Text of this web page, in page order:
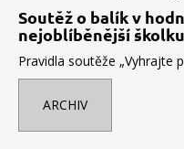
Soutěž o balík v
nejoblíběnější školku
Pravidla soutěže „Vyhrajte
ARCHIV